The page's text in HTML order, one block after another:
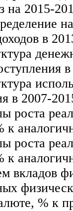
на 2015-
в
в 2007-
роста
к
роста
к
вкладов
% к